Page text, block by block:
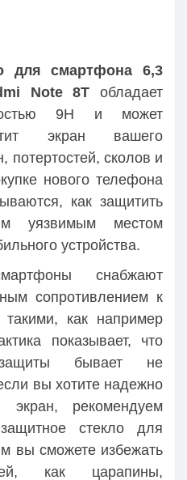
для смартфона 6,3
Note 8T обладает
9H и может
экран вашего
потертостей, сколов и
нового телефона
как защитить
уязвимым местом
устройства.
снабжают
сопротивлением к
как например
показывает, что
бывает не
вы хотите надежно
экран, рекомендуем
стекло для
вы сможете избежать
как царапины,